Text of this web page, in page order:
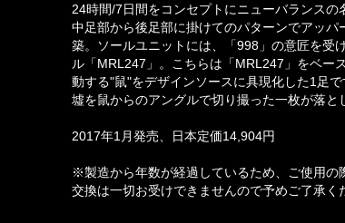
24時間/7日間をコンセプトにニューバランス
中足部から後足部に掛けてのパターンでアッ
築。ソールユニットには、「998」の意匠を受
ル「MRL247」。こちらは「MRL247」をベー
動する"鼠"をデザインソースに具現化した1足
墟を鼠からのアングルで切り撮った一枚が落と
2017年1月発売、日本定価14,904円
※製造から年数が経過しているため、ご使用の
交換は一切お受けできませんので予めご了承く